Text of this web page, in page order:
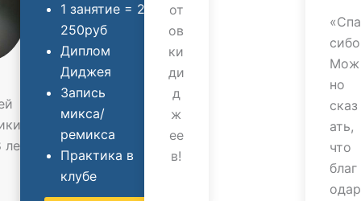
1 занятие = 2
250руб
Диплом
Диджея
Запись
микса/
ремикса
Практика в
клубе
от
ов
ки
ди
д
ж
ее
в!
«Спа
Мож
но
сказ
ать,
что
благ
одар